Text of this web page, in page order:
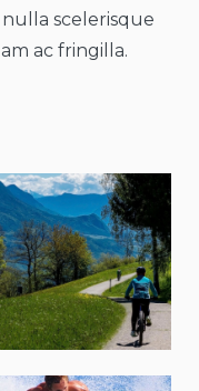
scelerisque
ac fringilla.